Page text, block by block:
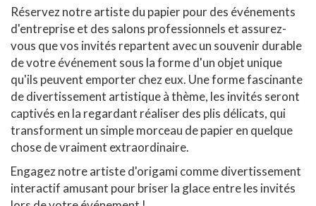
Réservez notre artiste du papier pour des événements
d'entreprise et des salons professionnels et assurez-
vous que vos invités repartent avec un souvenir durable
de votre événement sous la forme d'un objet unique
qu'ils peuvent emporter chez eux. Une forme fascinante
de divertissement artistique à thème, les invités seront
captivés en la regardant réaliser des plis délicats, qui
transforment un simple morceau de papier en quelque
chose de vraiment extraordinaire.
Engagez notre artiste d'origami comme divertissement
interactif amusant pour briser la glace entre les invités